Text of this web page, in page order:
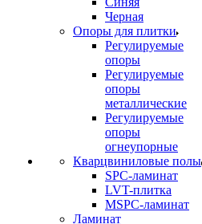
Черная
Опоры для плитки
Регулируемые
опоры
Регулируемые
опоры
металлические
Регулируемые
опоры
огнеупорные
Кварцвиниловые полы
SPC-ламинат
LVT-плитка
MSPC-ламинат
Ламинат